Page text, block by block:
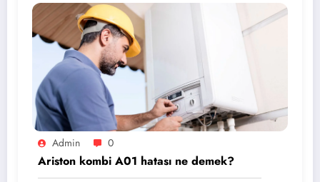
Admin 0
Ariston kombi A01 hatası ne demek?